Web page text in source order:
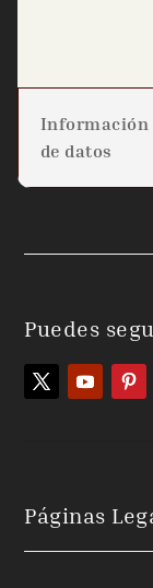
Información
de datos
Puedes
Páginas